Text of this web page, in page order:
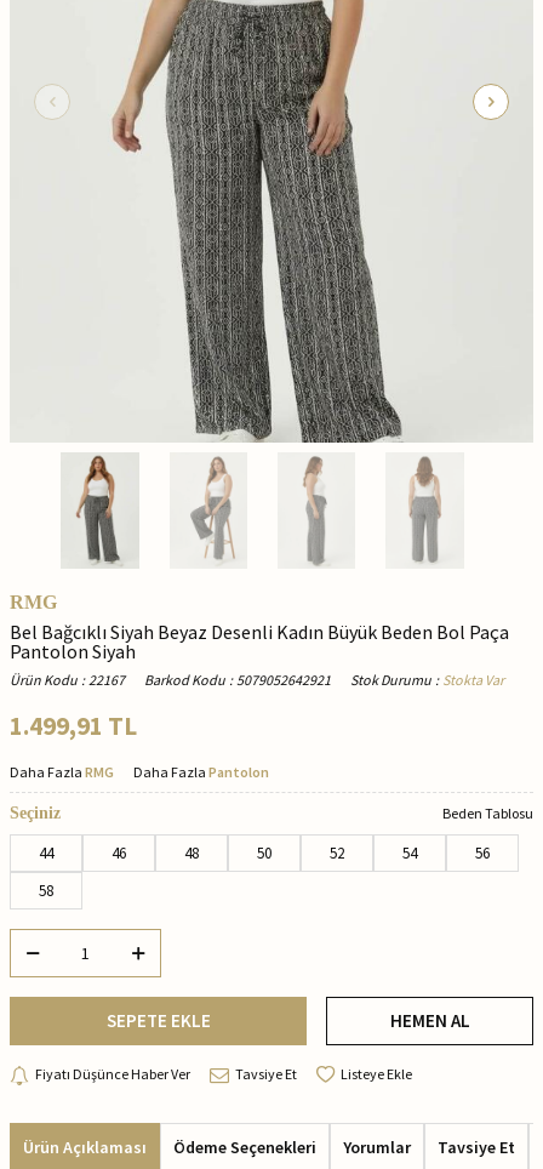
RMG
Bel Bağcıklı Siyah Beyaz Desenli Kadın Büyük Beden Bol Paça
Pantolon Siyah
Ürün Kodu : 22167 Barkod Kodu : 5079052642921 Stok Durumu : Stokta Var
1.499,91 TL
Daha Fazla RMG Daha Fazla Pantolon
Seçiniz Beden Tablosu
44 46 48 50 52 54
56
58
SEPETE EKLE HEMEN AL
Fiyatı Düşünce Haber Ver Tavsiye Et Listeye Ekle
Ürün Açıklaması Ödeme Seçenekleri Yorumlar Tavsiye Et